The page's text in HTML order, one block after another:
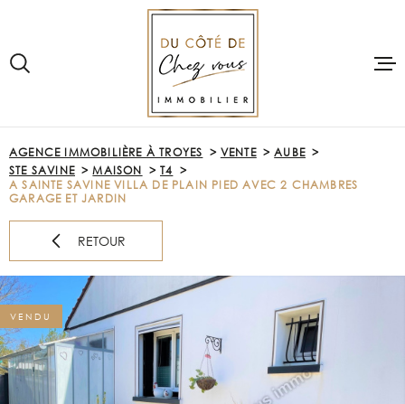
recherche
principal
ACCUEIL
ACHETER
VENDRE
AGENCE IMMOBILIÈRE À TROYES VENTE
AUBE
STE SAVINE
MAISON
T4
A SAINTE SAVINE VILLA DE PLAIN PIED AVEC 2 CHAMBRES
GARAGE ET JARDIN
RETOUR
VENDU
VOTRE
RECHERCHE
TYPE
D'OFFRE
VILLE
Budget
BUDGET